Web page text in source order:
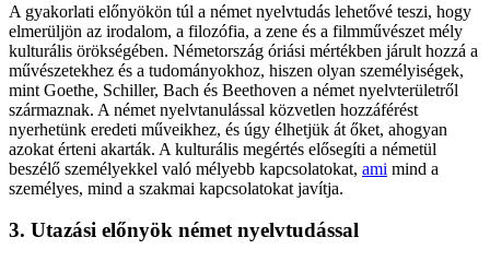
A gyakorlati előnyökön túl a német nyelvtudás lehetővé teszi, hogy
elmerüljön az irodalom, a filozófia, a zene és a filmművészet mély
kulturális örökségében. Németország óriási mértékben járult hozzá a
művészetekhez és a tudományokhoz, hiszen olyan személyiségek,
mint Goethe, Schiller, Bach és Beethoven a német nyelvterületről
származnak. A német nyelvtanulással közvetlen hozzáférést
nyerhetünk eredeti műveikhez, és úgy élhetjük át őket, ahogyan
azokat érteni akarták. A kulturális megértés elősegíti a németül
beszélő személyekkel való mélyebb kapcsolatokat, ami mind a
személyes, mind a szakmai kapcsolatokat javítja.
3. Utazási előnyök német nyelvtudással